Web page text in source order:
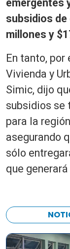
emergentes
subsidios de
millones y
En tanto,
Vivienda y
Simic, dijo
subsidios se
para la
asegurando
sólo
que